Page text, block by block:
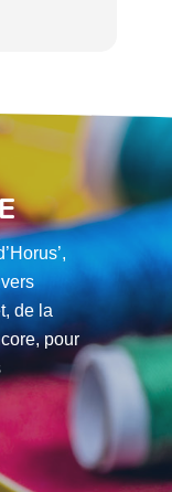
de la
pour